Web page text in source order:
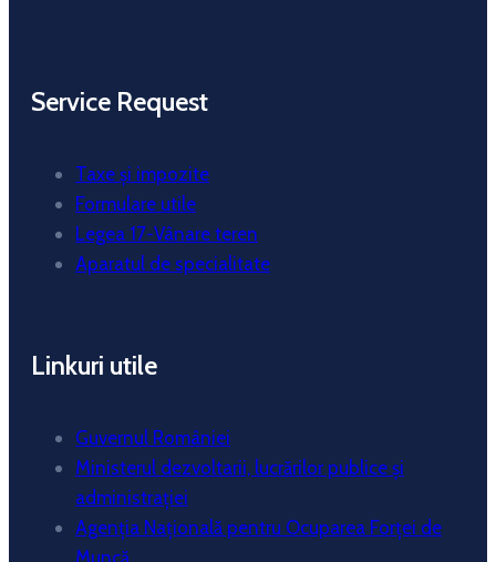
Service Request
Taxe și impozite
Formulare utile
Legea 17-Vânare teren
Aparatul de specialitate
Linkuri utile
Guvernul României
Ministerul dezvoltarii, lucrărilor publice și
administrației
Agenția Națională pentru Ocuparea Forței de